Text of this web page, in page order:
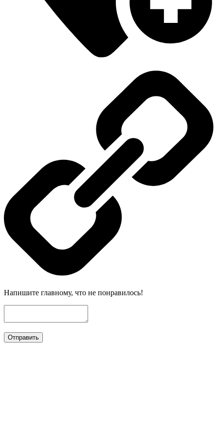
Напишите главному, что не понравилось!